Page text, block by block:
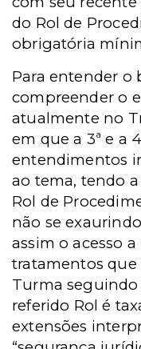
do Rol de
obrigatória
Para entender o
compreender o
atualmente no
em que a 3ª e a
entendimentos
ao tema, tendo
Rol de
não se
assim o acesso
tratamentos que
Turma seguindo
referido Rol é
extensões